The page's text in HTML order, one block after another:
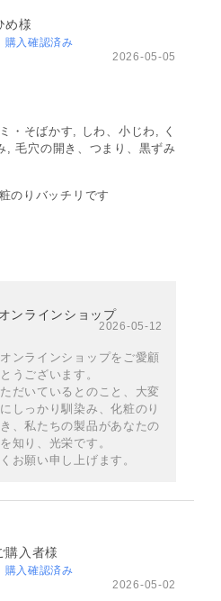
め様
購入確認済み
2026-05-05
・そばかす, しわ、小じわ, く
, 毛穴の開き、つまり、黒ずみ
のりバッチリです
ンラインショップ
2026-05-12
ンラインショップをご愛顧
うございます。
だいているとのこと、大変
しっかり馴染み、化粧のり
、私たちの製品があなたの
知り、光栄です。
お願い申し上げます。
購入者様
購入確認済み
2026-05-02